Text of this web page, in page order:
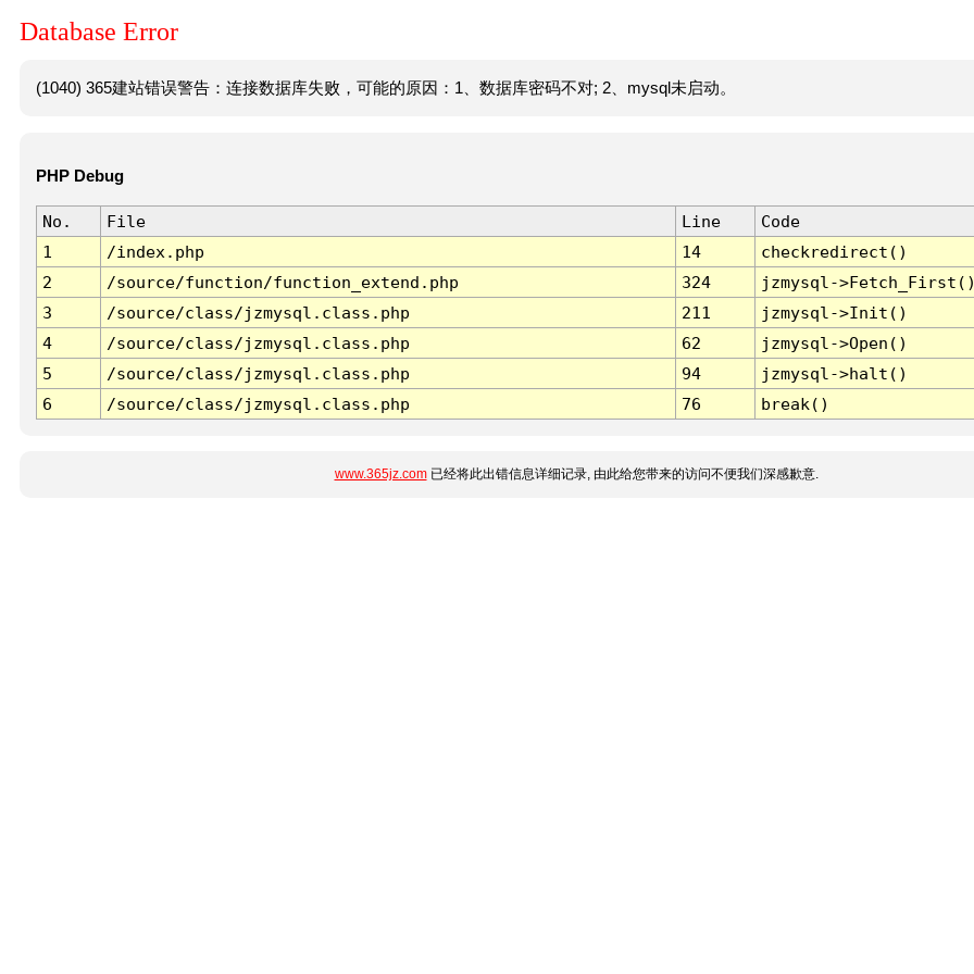
Database Error
(1040) 365建站错误警告：连接数据库失败，可能的原因：1、数据库密码不对; 2、mysql未启动。
PHP Debug
No. File Line
Code
1
/index.php 14
checkredirect()
2
/source/function/function_extend.php 324
jzmysql-
3
/source/class/jzmysql.class.php 211
jzmysql->Init()
4
/source/class/jzmysql.class.php 62
jzmysql->Open()
5
/source/class/jzmysql.class.php 94
jzmysql->halt()
6
/source/class/jzmysql.class.php 76 break()
www.365jz.com已经将此出错信息详细记录, 由此给您带来的访问不便我们深感歉意.